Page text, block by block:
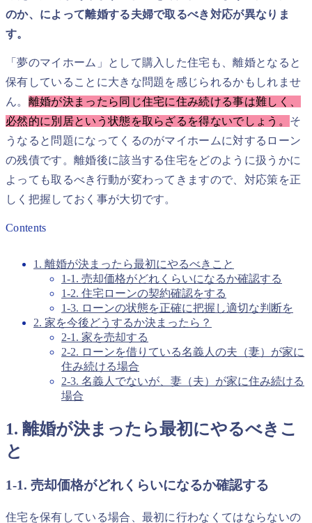
のか、によって離婚する夫婦で取るべき対応が異なりま
す。
「夢のマイホーム」として購入した住宅も、離婚となると
保有していることに大きな問題を感じられるかもしれませ
ん。 離婚が決まったら同じ住宅に住み続ける事は難しく、
必然的に別居という状態を取らざるを得ないでしょう。 そ
うなると問題になってくるのがマイホームに対するローン
の残債です。離婚後に該当する住宅をどのように扱うかに
よっても取るべき行動が変わってきますので、対応策を正
しく把握しておく事が大切です。
Contents
1. 離婚が決まったら最初にやるべきこと
1-1. 売却価格がどれくらいになるか確認する
1-2. 住宅ローンの契約確認をする
1-3. ローンの状態を正確に把握し適切な判断を
2. 家を今後どうするか決まったら？
2-1. 家を売却する
2-2. ローンを借りている名義人の夫（妻）が家に
住み続ける場合
2-3. 名義人でないが、妻（夫）が家に住み続ける
場合
1. 離婚が決まったら最初にやるべきこ
と
1-1. 売却価格がどれくらいになるか確認する
住宅を保有している場合、最初に行わなくてはならないの